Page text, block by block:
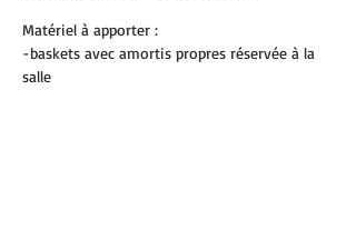
Matériel à apporter :
-baskets avec amortis propres réservée à la
salle